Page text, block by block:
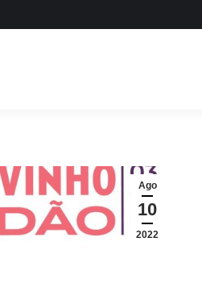
Ago
10
2022